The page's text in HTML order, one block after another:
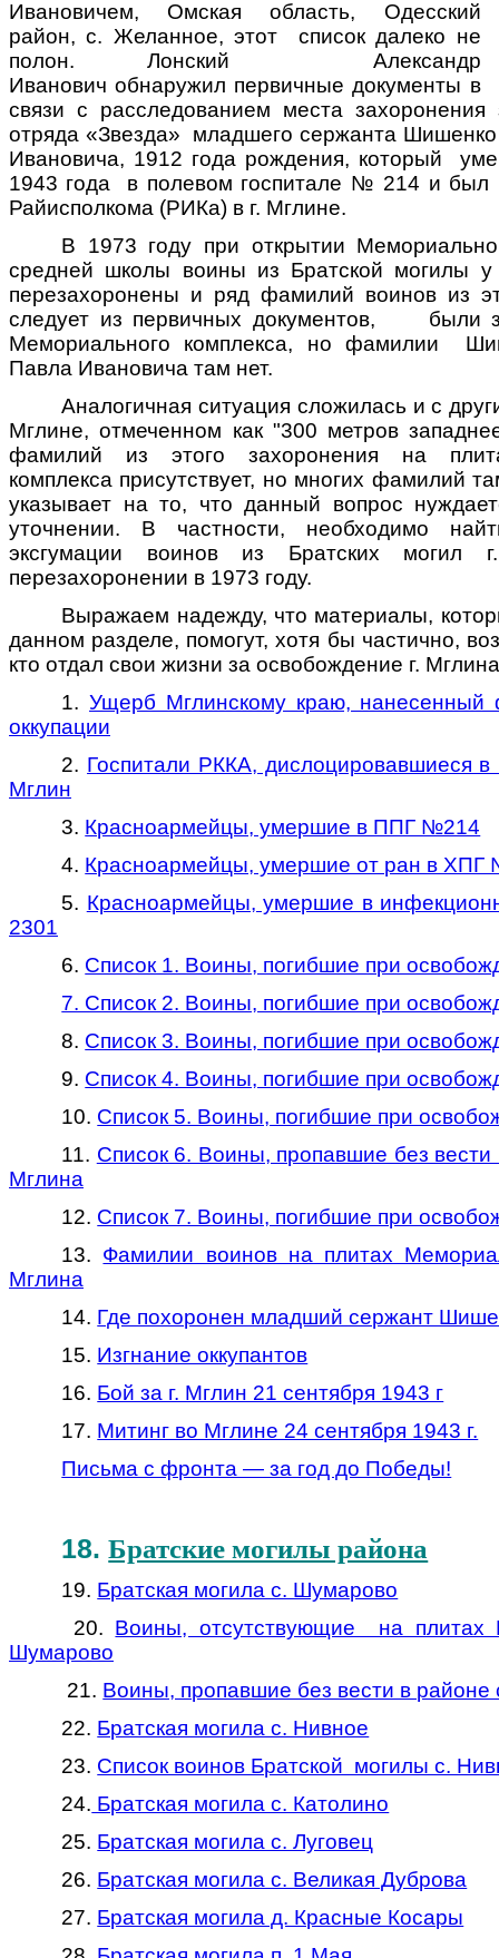
Ивановичем, Омская область, Одесский
район, с. Желанное, этот список далеко не
полон. Лонский Александр
Иванович обнаружил первичные документы в
связи с расследованием места захоронения
отряда «Звезда» младшего сержанта
Ивановича, 1912 года рождения, который
1943 года в полевом госпитале № 214 и был
Райисполкома (РИКа) в г. Мглине.
В 1973 году при открытии
средней школы воины из Братской могилы
перезахоронены и ряд фамилий воинов из
следует из первичных документов, были
Мемориального комплекса, но фамилии
Павла Ивановича там нет.
Аналогичная ситуация сложилась и с
Мглине, отмеченном как "300 метров
фамилий из этого захоронения на
комплекса присутствует, но многих фамилий
указывает на то, что данный вопрос
уточнении. В частности, необходимо
эксгумации воинов из Братских
перезахоронении в 1973 году.
Выражаем надежду, что материалы,
данном разделе, помогут, хотя бы частично,
кто отдал свои жизни за освобождение г.
1.Ущерб Мглинскому краю, нанесенный
оккупации
2. Госпитали РККА, дислоцировавшиеся в
Мглин
3. Красноармейцы, умершие в ППГ №214
4. Красноармейцы, умершие от ран в ХПГ
5. Красноармейцы, умершие в
2301
6. Список 1. Воины, погибшие при
7. Список 2. Воины, погибшие при
8. Список 3. Воины, погибшие при
9. Список 4. Воины, погибшие при
10. Список 5. Воины, погибшие при
11. Список 6. Воины, пропавшие без вести
Мглина
12. Список 7. Воины, погибшие при
13. Фамилии воинов на плитах
Мглина
14. Где похоронен младший сержант
15. Изгнание оккупантов
16. Бой за г. Мглин 21 сентября 1943 г
17. Митинг во Мглине 24 сентября 1943 г.
Письма с фронта — за год до Победы!
18.Братские могилы района
19. Братская могила с. Шумарово
20. Воины, отсутствующие на плитах
Шумарово
21. Воины, пропавшие без вести в
22. Братская могила с. Нивное
23. Список воинов Братской могилы с.
24. Братская могила с. Католино
25. Братская могила с. Луговец
26. Братская могила с. Великая Дуброва
27. Братская могила д. Красные Косары